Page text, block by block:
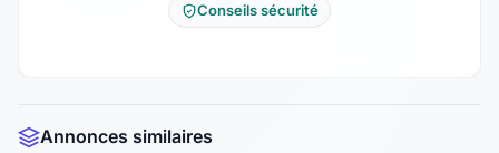
Conseils sécurité
Annonces similaires